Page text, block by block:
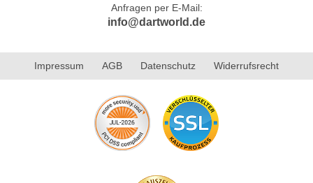
Anfragen per E-Mail:
info@dartworld.de
Impressum AGB Datenschutz Widerrufsrecht